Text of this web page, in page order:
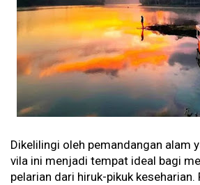
Dikelilingi oleh pemandangan alam
vila ini menjadi tempat ideal bagi
pelarian dari hiruk-pikuk keseharian.